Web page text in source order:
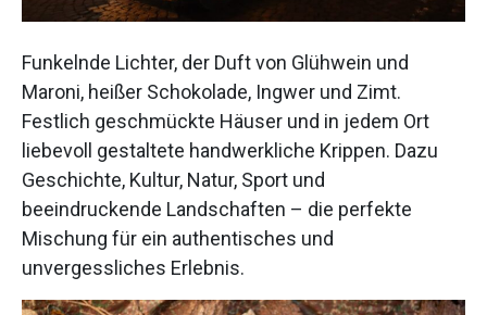
Funkelnde Lichter, der Duft von Glühwein und
Maroni, heißer Schokolade, Ingwer und Zimt.
Festlich geschmückte Häuser und in jedem Ort
liebevoll gestaltete handwerkliche Krippen. Dazu
Geschichte, Kultur, Natur, Sport und
beeindruckende Landschaften – die perfekte
Mischung für ein authentisches und
unvergessliches Erlebnis.